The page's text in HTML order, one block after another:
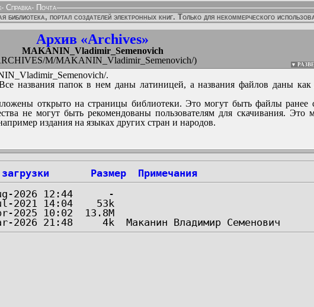
- Справка- Почта
библиотека, портал создателей электронных книг. Только для некоммерческого
Архив «Archives»
MAKANIN_Vladimir_Semenovich
M/MAKANIN_Vladimir_Semenovich/)
▼
.
названия папок в нем даны латиницей, а названия файлов даны
открыто на страницы библиотеки. Это могут быть файлы ранее
не могут быть рекомендованы пользователям для скачивания. Это
издания на языках других стран и народов.
Размер
Примечания